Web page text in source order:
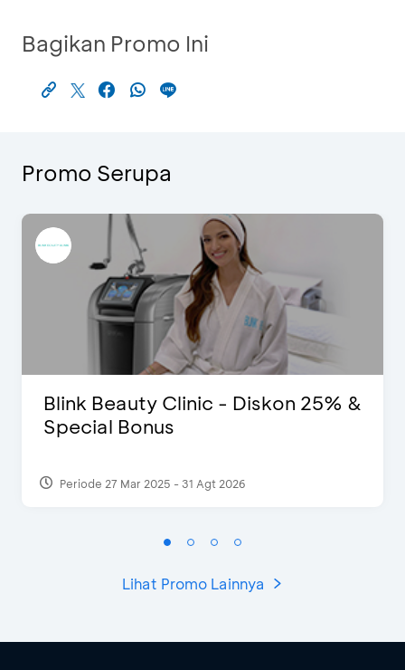
Bagikan Promo Ini
Promo Serupa
Blink Beauty Clinic - Diskon 25% &
Special Bonus
Periode 27 Mar 2025 - 31 Agt 2026
Lihat Promo Lainnya